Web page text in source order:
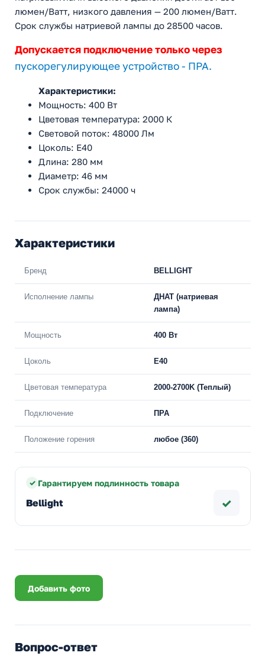
люмен/Ватт, низкого давления — 200 люмен/Ватт.
Срок службы натриевой лампы до 28500 часов.
Допускается подключение только через
пускорегулирующее устройство - ПРА.
Характеристики:
Мощность: 400 Вт
Цветовая температура: 2000 К
Световой поток: 48000 Лм
Цоколь: E40
Длина: 280 мм
Диаметр: 46 мм
Срок службы: 24000 ч
Характеристики
Бренд BELLIGHT
Исполнение лампы
ДНАТ (натриевая
лампа)
Мощность 400 Вт
Цоколь E40
Цветовая температура 2000-2700K (Теплый)
Подключение ПРА
Положение горения любое (360)
Гарантируем подлинность товара
Bellight ✓
Добавить фото
Вопрос-ответ